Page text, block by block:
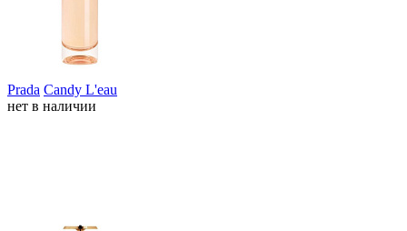
Prada Candy L'eau
нет в наличии